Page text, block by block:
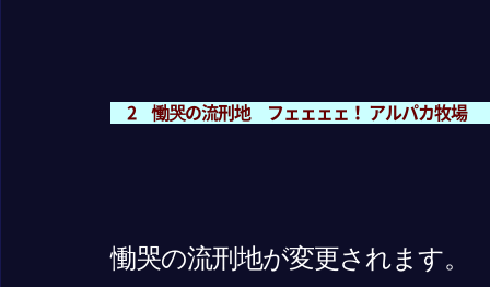
2 慟哭の流刑地 フェェェェ！ アルパカ牧場
慟哭の流刑地が変更されます。